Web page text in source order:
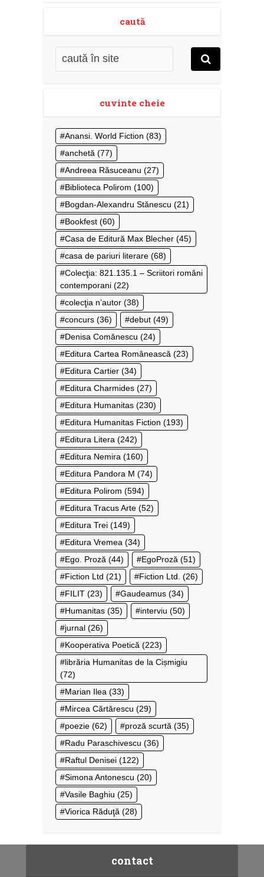
caută
cuvinte cheie
Anansi. World Fiction (83)
anchetă (77)
Andreea Răsuceanu (27)
Biblioteca Polirom (100)
Bogdan-Alexandru Stănescu (21)
Bookfest (60)
Casa de Editură Max Blecher (45)
casa de pariuri literare (68)
Colecţia: 821.135.1 – Scriitori români
contemporani (22)
colecţia n’autor (38)
concurs (36) debut (49)
Denisa Comănescu (24)
Editura Cartea Românească (23)
Editura Cartier (34)
Editura Charmides (27)
Editura Humanitas (230)
Editura Humanitas Fiction (193)
Editura Litera (242)
Editura Nemira (160)
Editura Pandora M (74)
Editura Polirom (594)
Editura Tracus Arte (52)
Editura Trei (149)
Editura Vremea (34)
Ego. Proză (44) EgoProză (51)
Fiction Ltd (21) Fiction Ltd. (26)
FILIT (23) Gaudeamus (34)
Humanitas (35) interviu (50)
jurnal (26)
Kooperativa Poetică (223)
librăria Humanitas de la Cișmigiu
(72)
Marian Ilea (33)
Mircea Cărtărescu (29)
poezie (62) proză scurtă (35)
Radu Paraschivescu (36)
Raftul Denisei (122)
Simona Antonescu (20)
Vasile Baghiu (25)
Viorica Răduţă (28)
contact